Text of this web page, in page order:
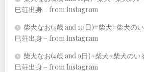
巳荘出身 – from Instagram
柴犬なお(4歳 and 10日)#柴犬#柴犬の
巳荘出身 – from Instagram
柴犬なお(4歳 and 9日)#柴犬#柴犬のい
巳荘出身 – from Instagram